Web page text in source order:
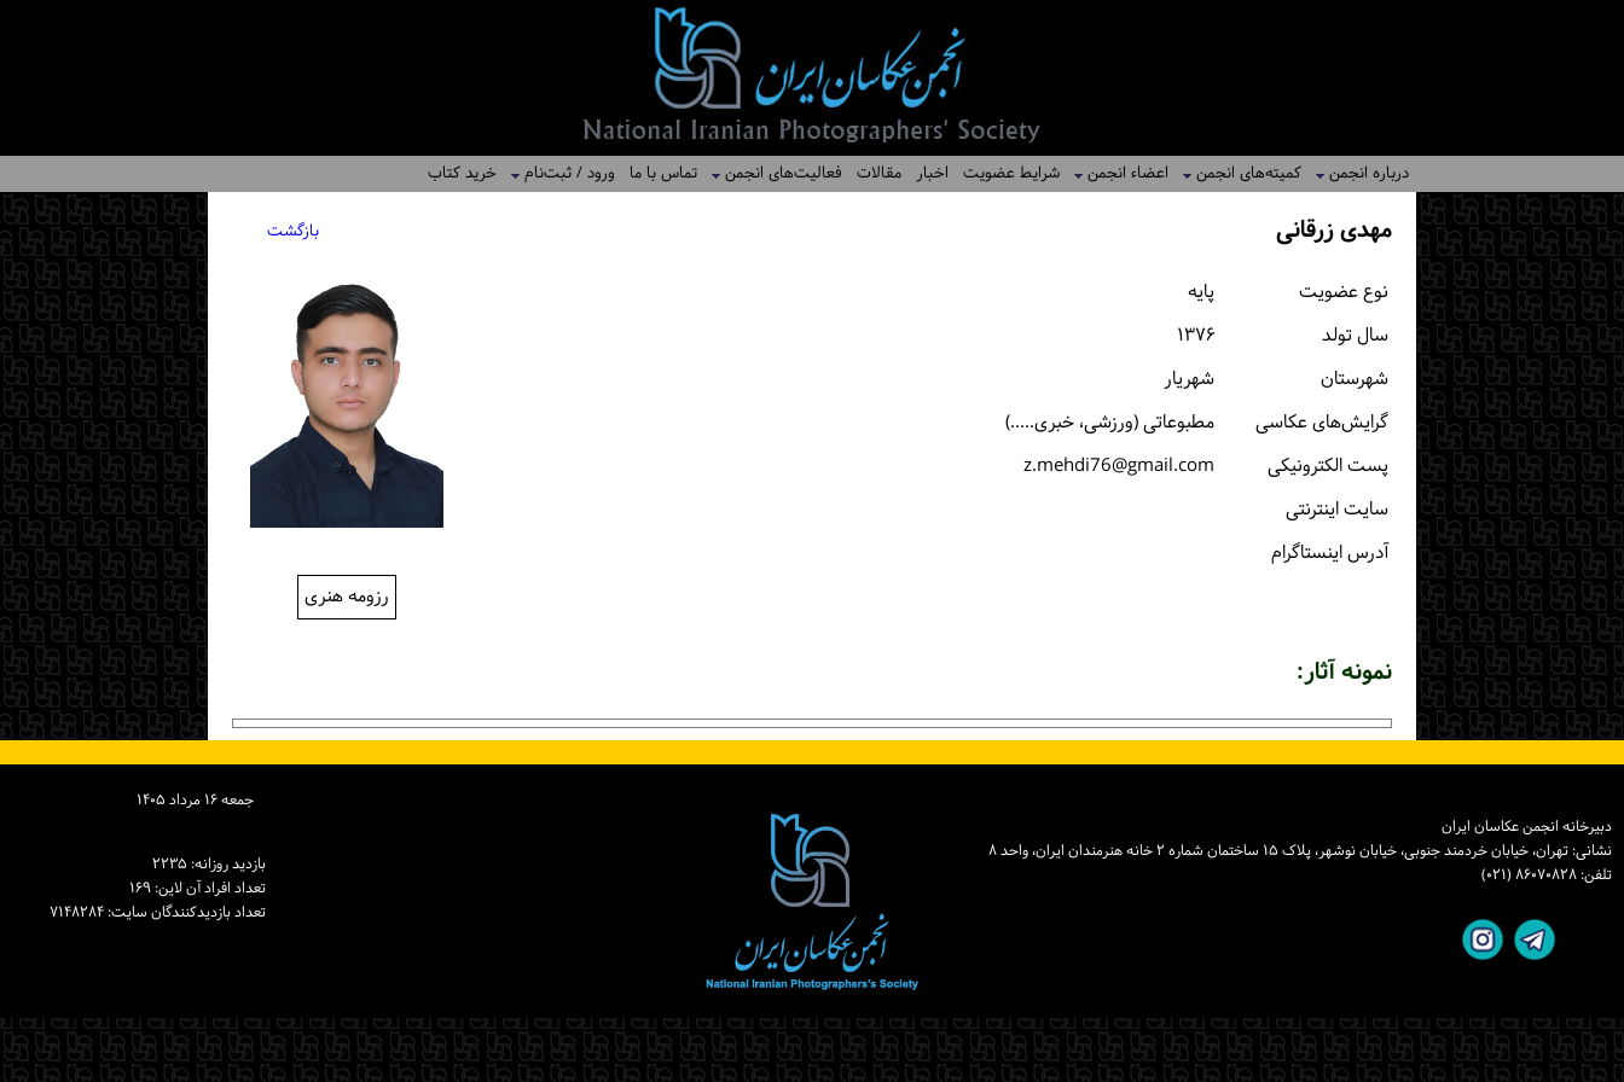
درباره انجمن کمیته‌های انجمن اعضاء انجمن شرایط عضویت اخبار مقالات فعالیت‌های انجمن تماس با ما ورود / ثبت‌نام خرید کتاب
مهدی زرقانی بازگشت
رزومه هنری
نوع عضویت
پایه
سال تولد
۱۳۷۶
شهرستان
شهریار
گرایش‌های عکاسی
مطبوعاتی (ورزشی، خبری.....)
پست الكترونیكی
z.mehdi76@gmail.com
سایت اینترنتی
آدرس اینستاگرام
نمونه آثار:
جمعه ۱۶ مرداد ۱۴۰۵
بازدید روزانه: ۲۲۳۵
تعداد افراد آن لاین: ۱۶۹
تعداد بازدیدكنندگان سایت: ۷۱۴۸۲۸۴
دبیرخانه انجمن عکاسان ایران
نشانی: تهران، خیابان خردمند جنوبی، خیابان نوشهر، پلاک ۱۵ ساختمان شماره ۲ خانه هنرمندان ایران، واحد ۸
تلفن: ۸۶۰۷۰۸۲۸ (۰۲۱)